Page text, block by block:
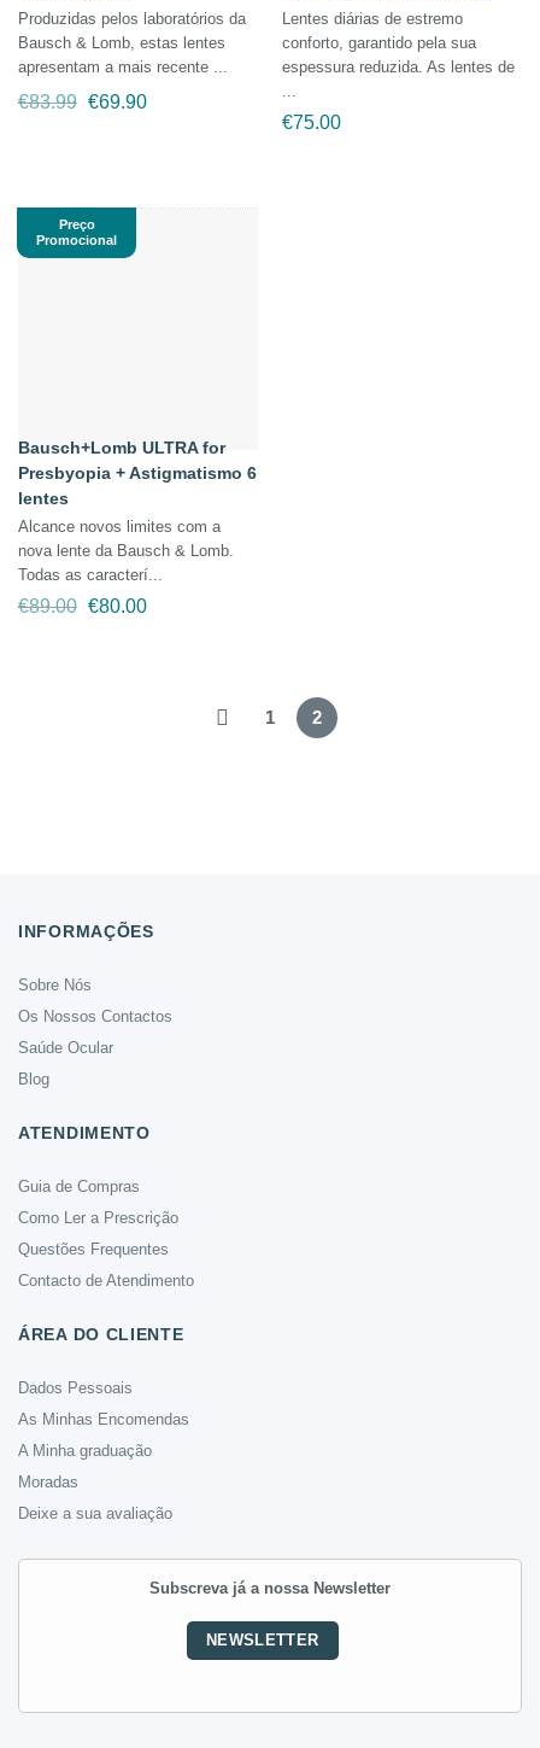
Produzidas pelos laboratórios da
Bausch & Lomb, estas lentes
apresentam a mais recente ...
€83.99 O
€69.90O
Lentes diárias de estremo
conforto, garantido pela sua
espessura reduzida. As lentes de
€75.00
Preço
Promocional
Bausch+Lomb ULTRA for
Presbyopia + Astigmatismo 6
lentes
Alcance novos limites com a
nova lente da Bausch & Lomb.
Todas as caracterí...
€89.00 O
€80.00O
1
2
INFORMAÇÕES
Sobre Nós
Os Nossos Contactos
Saúde Ocular
Blog
ATENDIMENTO
Guia de Compras
Como Ler a Prescrição
Questões Frequentes
Contacto de Atendimento
ÁREA DO CLIENTE
Dados Pessoais
As Minhas Encomendas
A Minha graduação
Moradas
Deixe a sua avaliação
Subscreva já a nossa Newsletter
NEWSLETTER